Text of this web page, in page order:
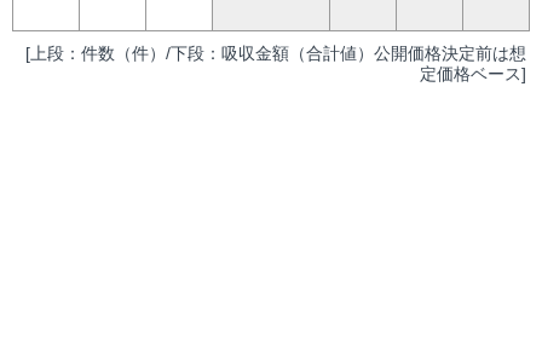
[上段：件数（件）/下段：吸収金額（合計値）公開価格決定前は想
定価格ベース]